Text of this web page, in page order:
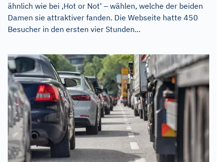
ähnlich wie bei ‚Hot or Not‘ – wählen, welche der beiden
Damen sie attraktiver fanden. Die Webseite hatte 450
Besucher in den ersten vier Stunden...